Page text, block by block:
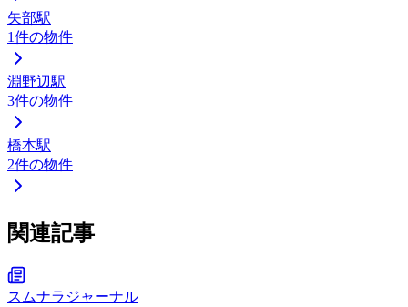
矢部駅
1件の物件
淵野辺駅
3件の物件
橋本駅
2件の物件
関連記事
スムナラジャーナル